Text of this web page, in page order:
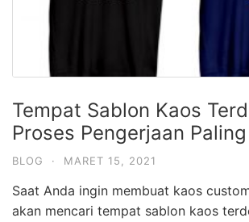
Tempat Sablon Kaos
Proses Pengerjaan
BLOG · MARET 15, 2021
Saat Anda ingin membuat kaos
akan mencari tempat sablon kaos